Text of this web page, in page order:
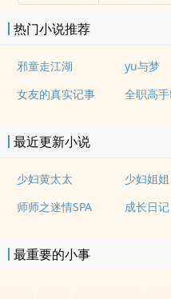
热门小说推荐
邪童走江湖 yu与梦
女友的真实记事
全职高
最近更新小说
少妇黄太太 少妇姐姐
师师之迷情SPA
成长日记
最重要的小事